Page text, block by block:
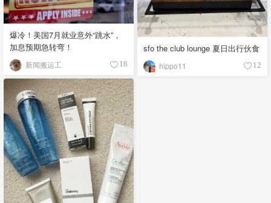
sfo the club lounge 夏日出行伙食
hippo11 12
爆冷！美国7月就业意外“跳水”，
加息预期急转弯！
新闻搬运工 18